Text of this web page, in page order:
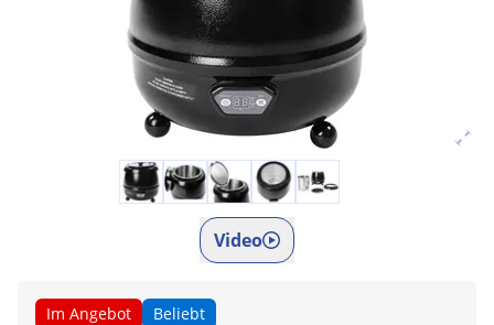
Video
Im Angebot Beliebt